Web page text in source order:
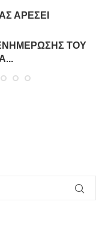
ΑΡΈΣΕΙ
ΤΟΥ